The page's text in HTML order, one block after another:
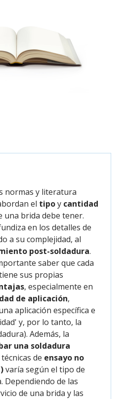
normas y literatura
el tipoy cantidad
una brida debe tener.
en los detalles de
a su complejidad, al
post-soldadura.
saber que cada
sus propias
, especialmente en
de aplicación,
aplicación específica e
y, por lo tanto, la
Además, la
una soldadura
de ensayo no
varía según el tipo de
Dependiendo de las
de una brida y las